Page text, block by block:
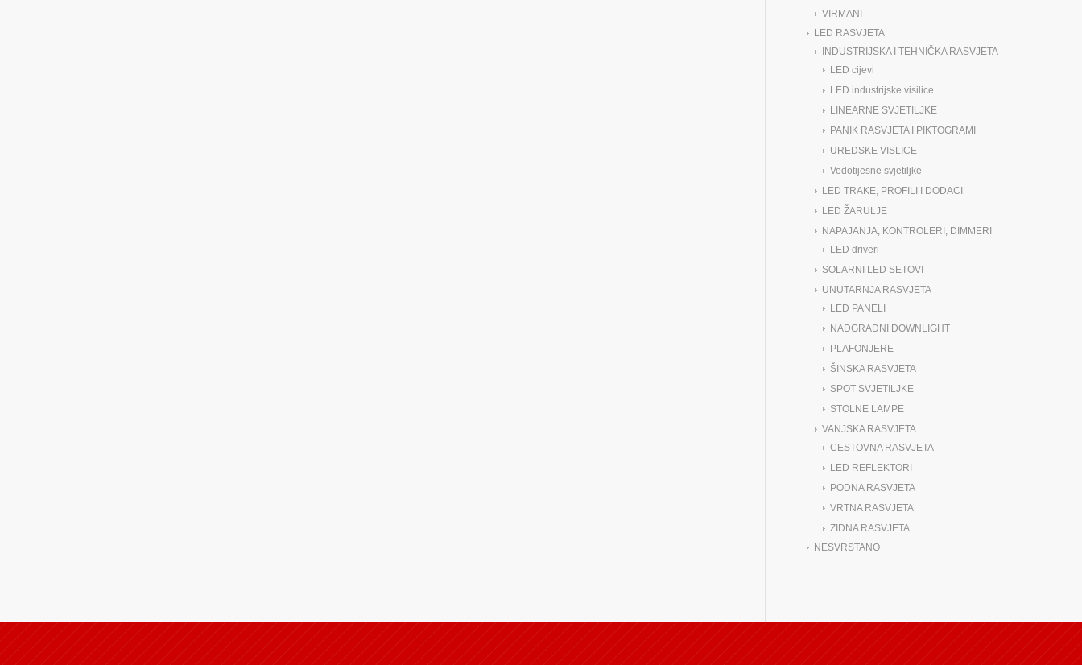
VIRMANI
LED RASVJETA
INDUSTRIJSKA I TEHNIČKA RASVJETA
LED cijevi
LED industrijske visilice
LINEARNE SVJETILJKE
PANIK RASVJETA I PIKTOGRAMI
UREDSKE VISLICE
Vodotijesne svjetiljke
LED TRAKE, PROFILI I DODACI
LED ŽARULJE
NAPAJANJA, KONTROLERI, DIMMERI
LED driveri
SOLARNI LED SETOVI
UNUTARNJA RASVJETA
LED PANELI
NADGRADNI DOWNLIGHT
PLAFONJERE
ŠINSKA RASVJETA
SPOT SVJETILJKE
STOLNE LAMPE
VANJSKA RASVJETA
CESTOVNA RASVJETA
LED REFLEKTORI
PODNA RASVJETA
VRTNA RASVJETA
ZIDNA RASVJETA
NESVRSTANO